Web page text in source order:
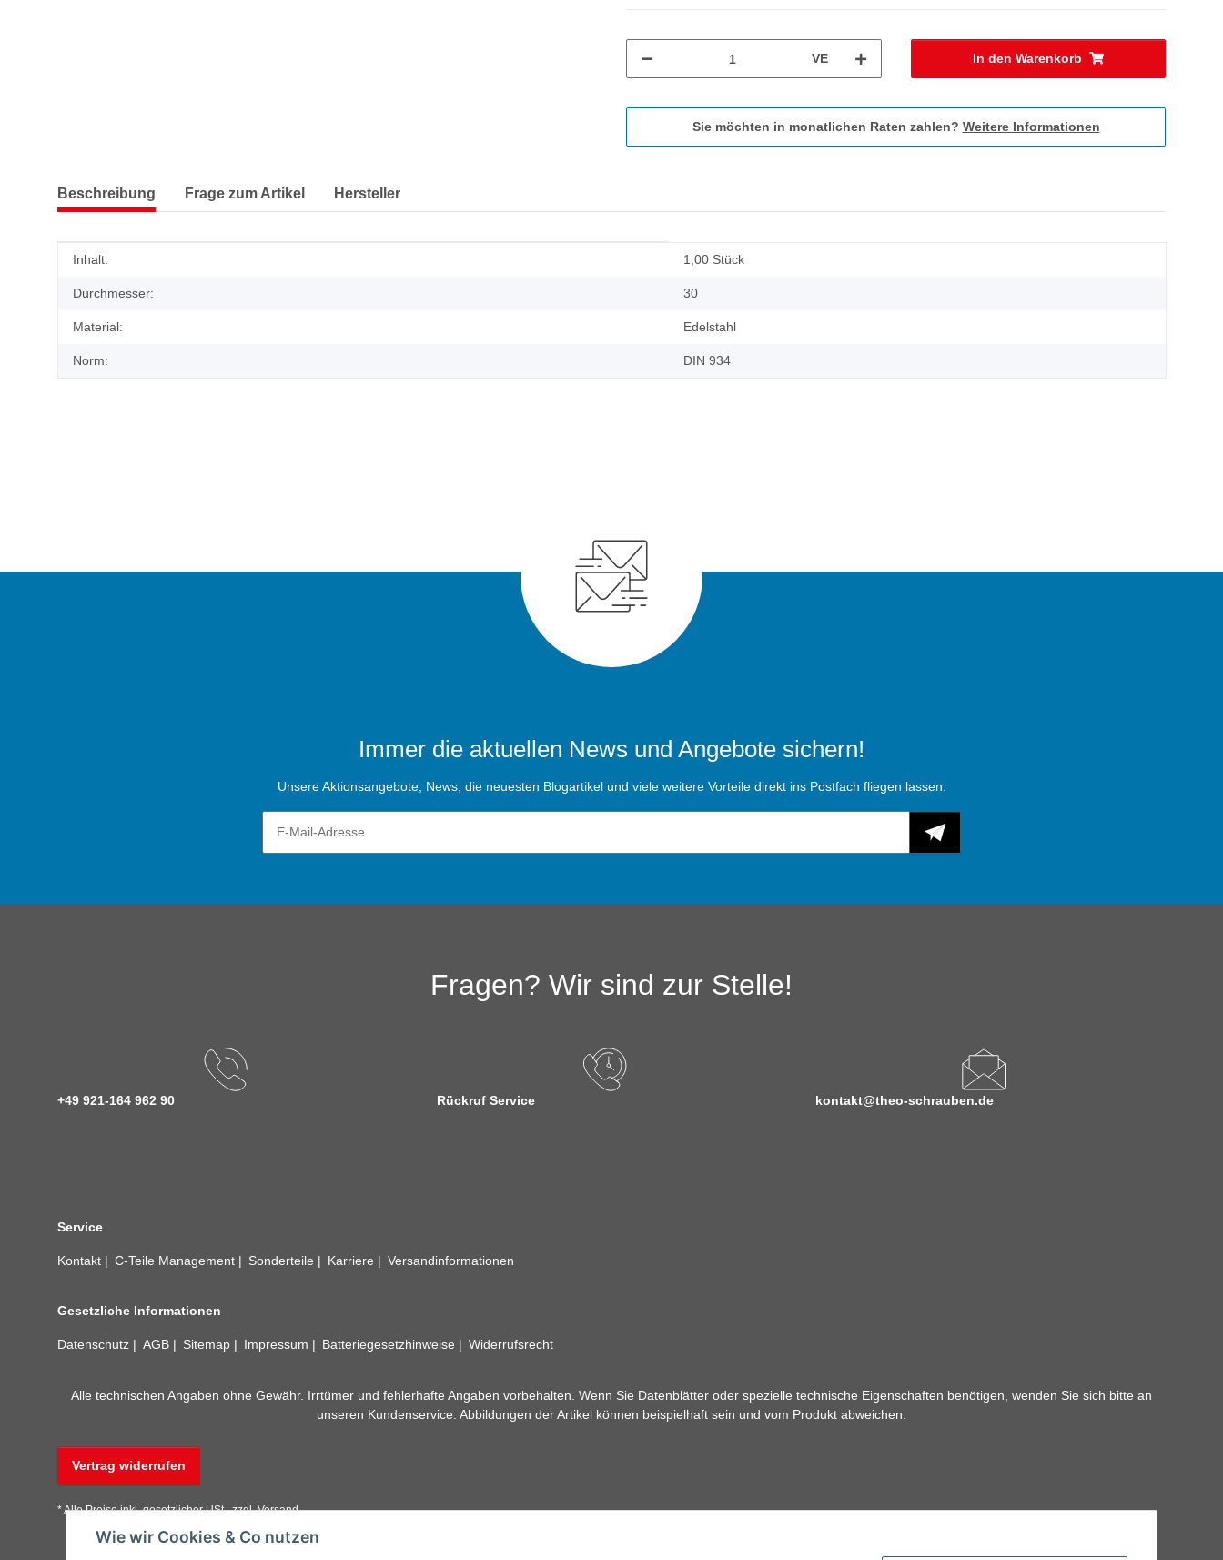
Wie wir Cookies & Co nutzen
VE In den Warenkorb
Sie möchten in monatlichen Raten zahlen? Weitere Informationen
Beschreibung Frage zum Artikel Hersteller
Produkteigenschaft
Wert
Inhalt: 1,00 Stück
Durchmesser: 30
Material: Edelstahl
Norm: DIN 934
Immer die aktuellen News und Angebote sichern!
Unsere Aktionsangebote, News, die neuesten Blogartikel und viele weitere Vorteile direkt ins Postfach fliegen lassen.
Fragen? Wir sind zur Stelle!
+49 921-164 962 90 Rückruf Service kontakt@theo-schrauben.de
Service
Kontakt C-Teile Management Sonderteile Karriere Versandinformationen
Gesetzliche Informationen
Datenschutz AGB Sitemap Impressum Batteriegesetzhinweise Widerrufsrecht
Alle technischen Angaben ohne Gewähr. Irrtümer und fehlerhafte Angaben vorbehalten. Wenn Sie Datenblätter oder spezielle technische Eigenschaften benötigen, wenden Sie sich bitte an
unseren Kundenservice. Abbildungen der Artikel können beispielhaft sein und vom Produkt abweichen.
Vertrag widerrufen
* Alle Preise inkl. gesetzlicher USt., zzgl.Versand